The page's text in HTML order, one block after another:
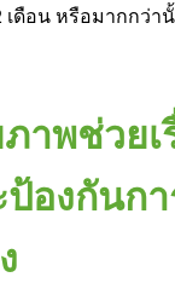
เดือน หรือมากกว่า
าพช่วยเ
องกันก